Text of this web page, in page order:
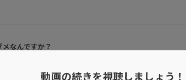
なんですか？
動画の続きを視聴しましょう！